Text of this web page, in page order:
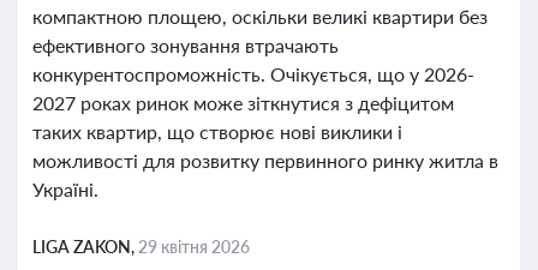
компактною площею, оскільки великі квартири без
ефективного зонування втрачають
конкурентоспроможність. Очікується, що у 2026-
2027 роках ринок може зіткнутися з дефіцитом
таких квартир, що створює нові виклики і
можливості для розвитку первинного ринку житла в
Україні.
LIGA ZAKON, 29 квітня 2026